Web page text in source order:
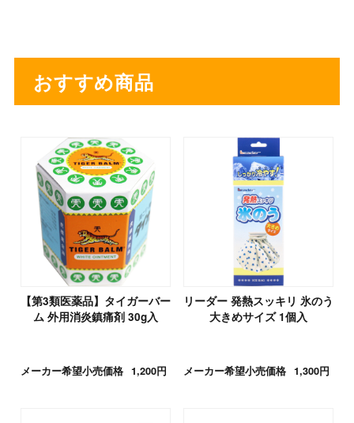
おすすめ商品
【第3類医薬品】タイガーバー
ム 外用消炎鎮痛剤 30g入
メーカー希望小売価格 1,200円
リーダー 発熱スッキリ 氷のう
大きめサイズ 1個入
メーカー希望小売価格 1,300円